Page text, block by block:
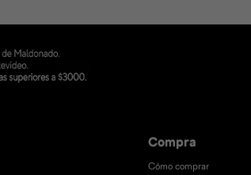
Compra
Cómo comprar